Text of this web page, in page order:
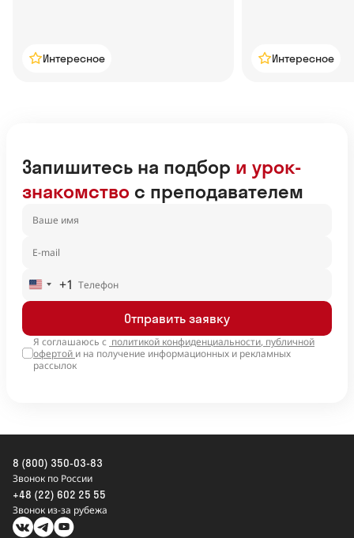
Интересное Интересное
Запишитесь на подбор и урок-
знакомство с преподавателем
United
States
+1
Отправить заявку
Я соглашаюсь с политикой конфиденциальности, публичной
офертой и на получение информационных и рекламных
рассылок
8 (800) 350-03-83
Звонок по России
+48 (22) 602 25 55
Звонок из-за рубежа